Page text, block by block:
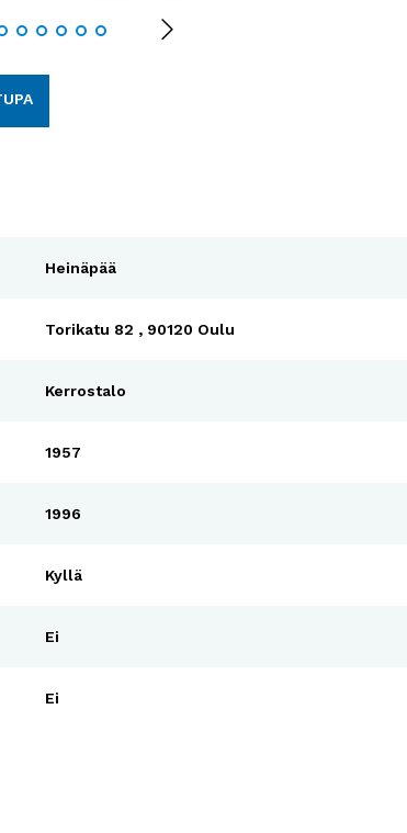
Heinäpää
Torikatu 82 , 90120 Oulu
Kerrostalo
1957
1996
Kyllä
Ei
Ei